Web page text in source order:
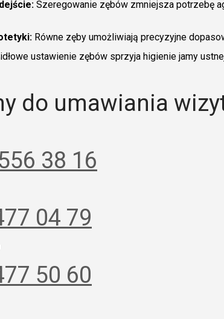
Szeregowanie zębów zmniejsza potrzebę
Równe zęby umożliwiają precyzyjne
ustawienie zębów sprzyja higienie jamy
do umawiania
38 16
04 79
50 60